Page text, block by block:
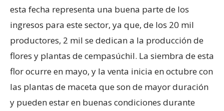
esta fecha representa una buena parte de los
ingresos para este sector, ya que, de los 20 mil
productores, 2 mil se dedican a la producción de
flores y plantas de cempasúchil. La siembra de esta
flor ocurre en mayo, y la venta inicia en octubre con
las plantas de maceta que son de mayor duración
y pueden estar en buenas condiciones durante